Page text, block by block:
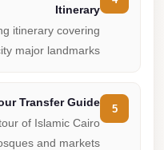
Itinerary
itinerary covering
city major landmarks
Transfer Guide
tour of Islamic Cairo
and markets